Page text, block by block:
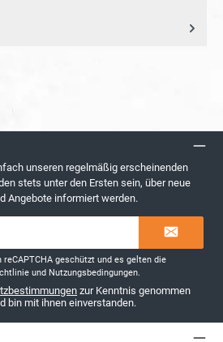
unseren regelmäßig erscheinenden
stets unter den Ersten sein, über neue
Angebote informiert werden.
reCAPTCHA geschützt und es gelten die
und Nutzungsbedingungen.
zur Kenntnis genommen
bin mit ihnen einverstanden.